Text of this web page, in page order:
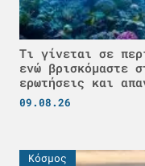
Τι γίνεται σε
ενώ βρισκόμαστε
ερωτήσεις και
09.08.26
Κόσμος